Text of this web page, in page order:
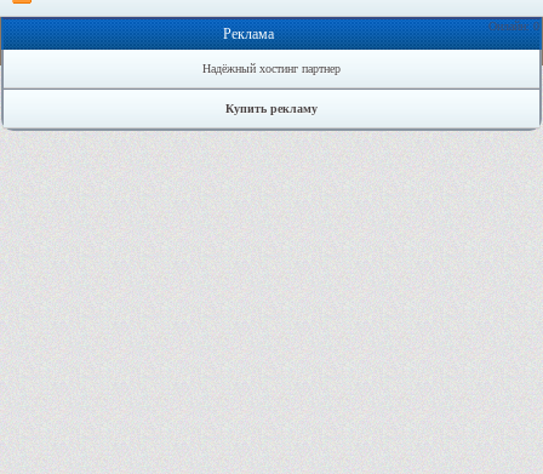
Онлайн: 0
Реклама
Надёжный хостинг партнер
Купить рекламу